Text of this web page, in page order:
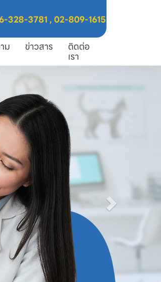
328-3781 ,02-809-1615
ม ข่าวสาร ติดต่อ
เรา